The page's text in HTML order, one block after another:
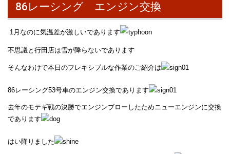
86レーシング エンジン交換
1月なのに気温差が激しいであります
不思議と行田店は雪が降らないであります
そんなわけで本日のフレキシブルな作業のご紹介は
86レーシング53号車のエンジン交換であります
去年のモテギ戦の決勝でエンジンブローしたためニューエンジンに交換
であります
はい降りました